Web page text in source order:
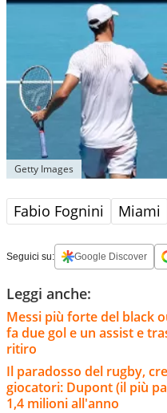
Getty Images
Fabio Fognini Miami
Seguici su: Google Discover
Leggi anche:
Messi più forte del black
fa due gol e un assist e
ritiro
Il paradosso del rugby,
giocatori: Dupont (il più
1,4 milioni all'anno